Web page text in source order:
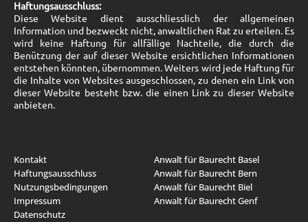
Haftungsausschluss:
Diese Website dient ausschliesslich der allgemeinen
Information und bezweckt nicht, anwaltlichen Rat zu erteilen. Es
wird keine Haftung für allfällige Nachteile, die durch die
Benützung der auf dieser Website ersichtlichen Informationen
entstehen könnten, übernommen. Weiters wird jede Haftung für
die Inhalte von Websites ausgeschlossen, zu denen ein Link von
dieser Website besteht bzw. die einen Link zu dieser Website
anbieten.
Kontakt
Haftungsausschluss
Nutzungsbedingungen
Impressum
Datenschutz
Anwalt für Baurecht Basel
Anwalt für Baurecht Bern
Anwalt für Baurecht Biel
Anwalt für Baurecht Genf